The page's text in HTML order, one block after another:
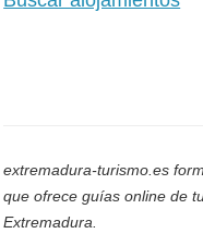
extremadura-turismo.es
que ofrece guías online de
Extremadura.